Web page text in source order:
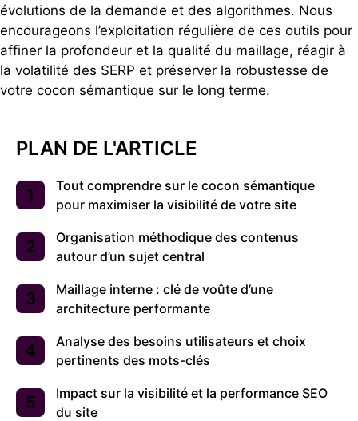
évolutions de la demande et des algorithmes. Nous
encourageons l’exploitation régulière de ces outils pour
affiner la profondeur et la qualité du maillage, réagir à
la volatilité des SERP et préserver la robustesse de
votre cocon sémantique sur le long terme.
PLAN DE L'ARTICLE
Tout comprendre sur le cocon sémantique
pour maximiser la visibilité de votre site
Organisation méthodique des contenus
autour d’un sujet central
Maillage interne : clé de voûte d’une
architecture performante
Analyse des besoins utilisateurs et choix
pertinents des mots-clés
Impact sur la visibilité et la performance SEO
du site